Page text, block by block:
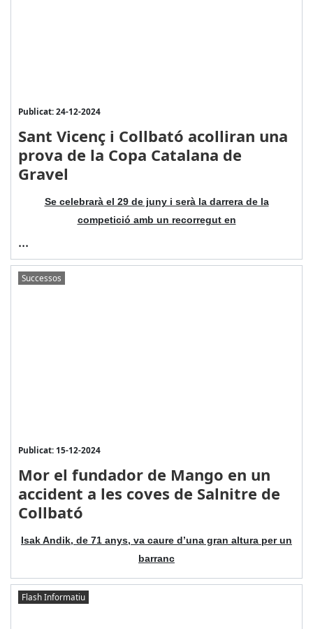
Publicat: 24-12-2024
Sant Vicenç i Collbató acolliran una
prova de la Copa Catalana de
Gravel
Se celebrarà el 29 de juny i serà la darrera de la
competició amb un recorregut en
...
Successos
Publicat: 15-12-2024
Mor el fundador de Mango en un
accident a les coves de Salnitre de
Collbató
Isak Andik, de 71 anys, va caure d’una gran altura per un
barranc
Flash Informatiu